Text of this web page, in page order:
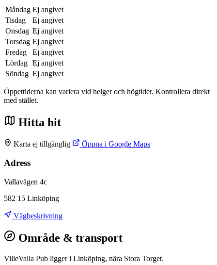
Måndag Ej angivet
Tisdag
Ej angivet
Onsdag Ej angivet
Torsdag Ej angivet
Fredag
Ej angivet
Lördag Ej angivet
Söndag Ej angivet
Öppettiderna kan variera vid helger och högtider. Kontrollera direkt
med stället.
Hitta hit
Karta ej tillgänglig Öppna i Google Maps
Adress
Vallavägen 4c
582 15 Linköping
Vägbeskrivning
Område & transport
VilleValla Pub ligger i Linköping, nära Stora Torget.